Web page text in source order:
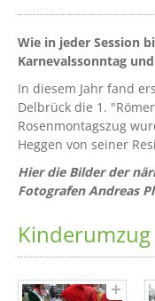
Wie in jeder Session
Karnevalssonntag
In diesem Jahr fand
Delbrück die 1.
Rosenmontagszug
Heggen von seiner
Hier die Bilder der
Fotografen Andreas